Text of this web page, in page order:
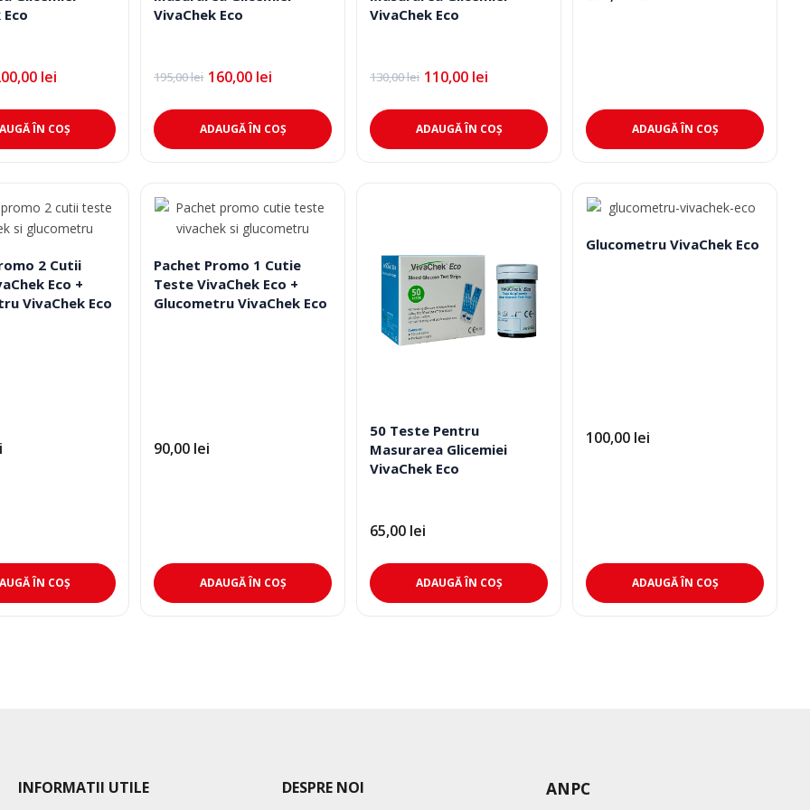
lei
ÎN COȘ
VivaChek Eco
195,00lei
Prețul
a
fost:
195,00 lei.
160,00 lei
Prețul
este:
160,00 lei.ADAUGĂ ÎN COȘ
VivaChek Eco
130,00lei
Prețul
a
fost:
130,00 lei.
110,00 lei
Prețul
este:
110,00 lei.ADAUGĂ ÎN COȘ ADAUGĂ ÎN COȘ
2 Cutii
Eco +
VivaChek Eco
ÎN COȘ
Pachet Promo 1 Cutie
Teste VivaChek Eco +
Glucometru VivaChek Eco
90,00 lei
ADAUGĂ ÎN COȘ
50 Teste Pentru
Masurarea Glicemiei
VivaChek Eco
65,00 lei
ADAUGĂ ÎN COȘ
Glucometru VivaChek Eco
100,00 lei
ADAUGĂ ÎN COȘ
INFORMATII UTILE DESPRE NOI ANPC